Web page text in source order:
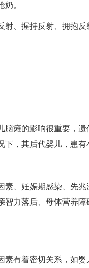
。
、握持反射、拥抱反
瘫的影响很重要，遗
，其后代婴儿，患有
、妊娠期感染、先兆
智力落后、母体营养
有着密切关系，如婴